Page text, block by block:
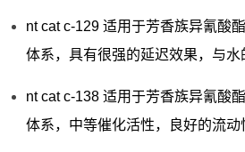
nt cat c-129 适用于芳香族异氰酸
体系，具有很强的延迟效果，与水
nt cat c-138 适用于芳香族异氰酸
体系，中等催化活性，良好的流动